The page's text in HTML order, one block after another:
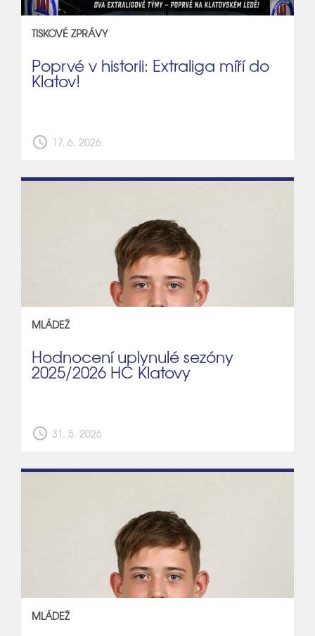
TISKOVÉ ZPRÁVY
Poprvé v historii: Extraliga míří do
Klatov!
schedule 17. 6. 2026
MLÁDEŽ
Hodnocení uplynulé sezóny
2025/2026 HC Klatovy
schedule 31. 5. 2026
MLÁDEŽ